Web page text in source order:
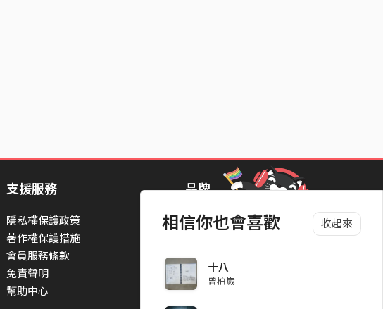
相信你也會喜歡 收起來
十八
曾柏崴
支援服務
隱私權保護政策
著作權保護措施
會員服務條款
免責聲明
幫助中心
品牌
StreetVoice Awards 街聲音樂獎
Blow 吹音樂
Packer 派歌
SimpleLife 簡單生活節